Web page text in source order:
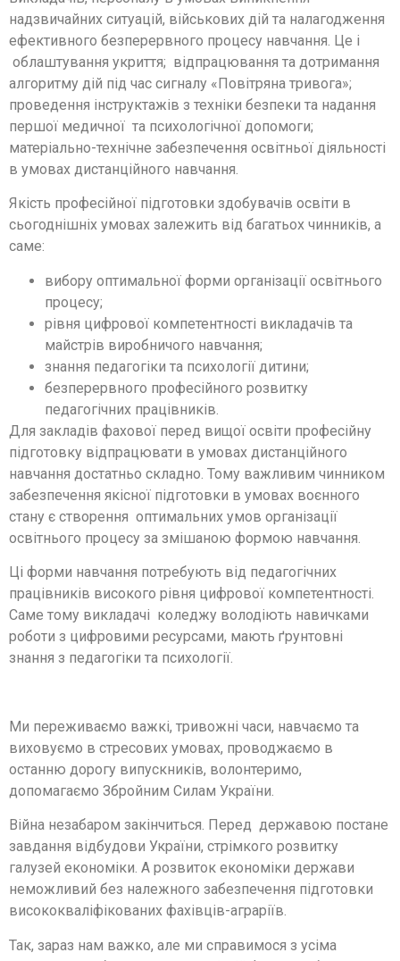
надзвичайних ситуацій, військових дій та налагодження
ефективного безперервного процесу навчання. Це і
облаштування укриття; відпрацювання та дотримання
алгоритму дій під час сигналу «Повітряна тривога»;
проведення інструктажів з техніки безпеки та надання
першої медичної та психологічної допомоги;
матеріально-технічне забезпечення освітньої діяльності
в умовах дистанційного навчання.
Якість професійної підготовки здобувачів освіти в
сьогоднішніх умовах залежить від багатьох чинників, а
саме:
вибору оптимальної форми організації освітнього
процесу;
рівня цифрової компетентності викладачів та
майстрів виробничого навчання;
знання педагогіки та психології дитини;
безперервного професійного розвитку
педагогічних працівників.
Для закладів фахової перед вищої освіти професійну
підготовку відпрацювати в умовах дистанційного
навчання достатньо складно. Тому важливим чинником
забезпечення якісної підготовки в умовах воєнного
стану є створення оптимальних умов організації
освітнього процесу за змішаною формою навчання.
Ці форми навчання потребують від педагогічних
працівників високого рівня цифрової компетентності.
Саме тому викладачі коледжу володіють навичками
роботи з цифровими ресурсами, мають ґрунтовні
знання з педагогіки та психології.
Ми переживаємо важкі, тривожні часи, навчаємо та
виховуємо в стресових умовах, проводжаємо в
останню дорогу випускників, волонтеримо,
допомагаємо Збройним Силам України.
Війна незабаром закінчиться. Перед державою постане
завдання відбудови України, стрімкого розвитку
галузей економіки. А розвиток економіки держави
неможливий без належного забезпечення підготовки
висококваліфікованих фахівців-аграріїв.
Так, зараз нам важко, але ми справимося з усіма